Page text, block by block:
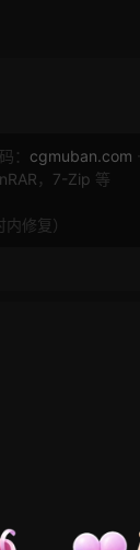
： cgmuban.com
， 7-Zip 等
内修复）